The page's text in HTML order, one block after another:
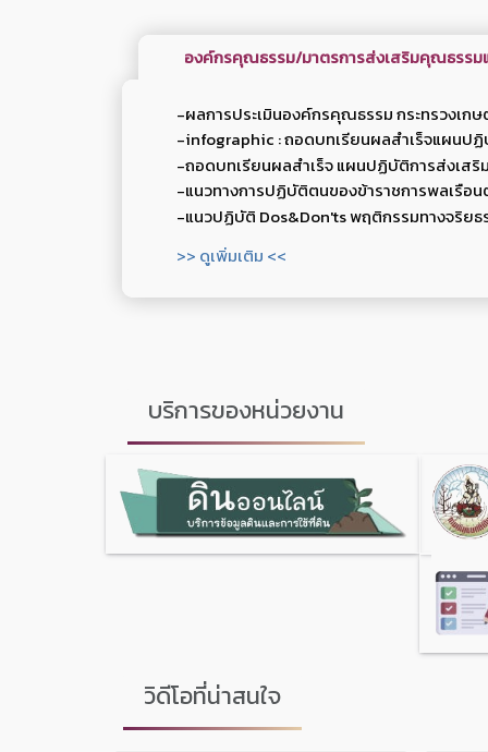
องค์กรคุณธรรม/มาตรการส่งเสริมคุณธรรม
-ผลการประเมินองค์กรคุณธรรม กระทรวงเ
-infographic : ถอดบทเรียนผลสำเร็จแผนป
-ถอดบทเรียนผลสำเร็จ แผนปฏิบัติการส่งเส
-แนวทางการปฏิบัติตนของข้าราชการพลเรือ
-แนวปฏิบัติ Dos&Don'ts พฤติกรรมทางจริยธ
>> ดูเพิ่มเติม <<
บริการของหน่วยงาน
วิดีโอที่น่าสนใจ